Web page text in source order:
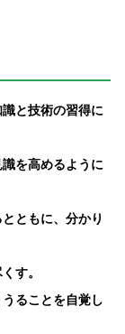
と技術の習得に
を高めるように
ともに、分かり
す。
ることを自覚し